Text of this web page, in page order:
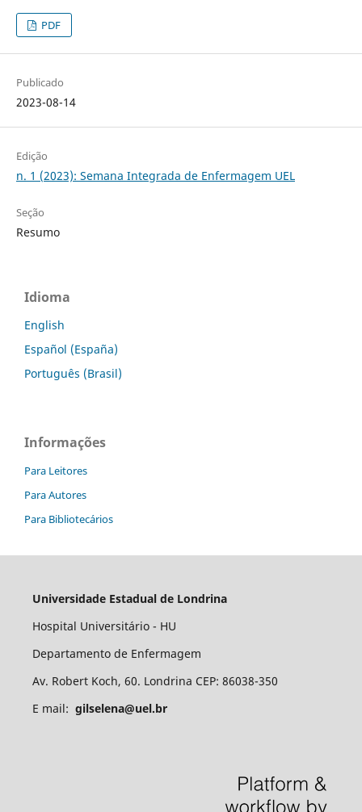
PDF
Publicado
2023-08-14
Edição
n. 1 (2023): Semana Integrada de Enfermagem UEL
Seção
Resumo
Idioma
English
Español (España)
Português (Brasil)
Informações
Para Leitores
Para Autores
Para Bibliotecários
Universidade Estadual de Londrina
Hospital Universitário - HU
Departamento de Enfermagem
Av. Robert Koch, 60. Londrina CEP: 86038-350
E mail: gilselena@uel.br